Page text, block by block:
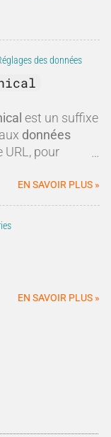
est-il
? Est-il
? Faut-il
lui préférer
?Dans
allons
les plus
des données
est un suffixe
données
URL, pour
EN SAVOIR PLUS »
EN SAVOIR PLUS »